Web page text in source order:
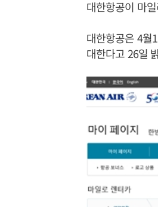
대한항공이 마
대한항공은 4월
대한다고 26일